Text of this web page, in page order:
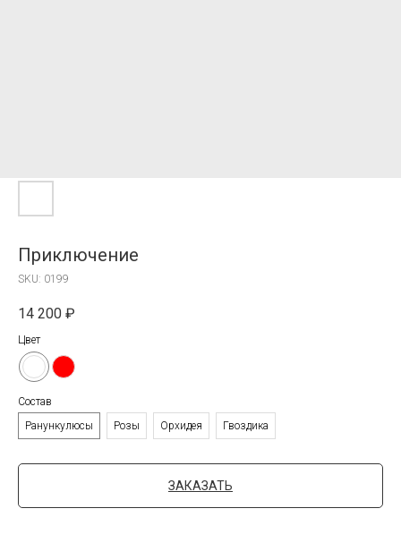
Приключение
SKU: 0199
14 200 ₽
Цвет
Состав
Ранункулюсы
Розы Орхидея Гвоздика
ЗАКАЗАТЬ